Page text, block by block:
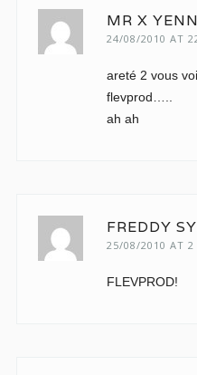
MR X
24/08/2010 AT
areté 2 vous
flevprod…..
ah ah
FREDDY
25/08/2010 AT 2
FLEVPROD!